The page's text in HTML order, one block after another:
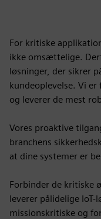
For kritiske
ikke omsættelige.
løsninger, der sikrer
kundeoplevelse. Vi
og leverer de mest
Vores proaktive
branchens
at dine systemer er
Forbinder de kritiske
leverer pålidelige
missionskritiske og